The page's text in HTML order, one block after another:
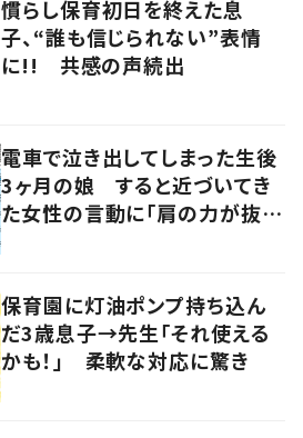
慣らし保育初日を終えた息
子、“誰も信じられない”表情
に!! 共感の声続出
電車で泣き出してしまった生後
3ヶ月の娘 すると近づいてき
た女性の言動に「肩の力が抜け
保育園に灯油ポンプ持ち込ん
だ3歳息子→先生「それ使える
かも！」 柔軟な対応に驚き